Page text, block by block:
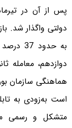
پس از آن در
دولتی واگذار شد.
به
دوازدهم، معامله
هماهنگی سازمان
است به‌زودی به
متشکل و رسمی